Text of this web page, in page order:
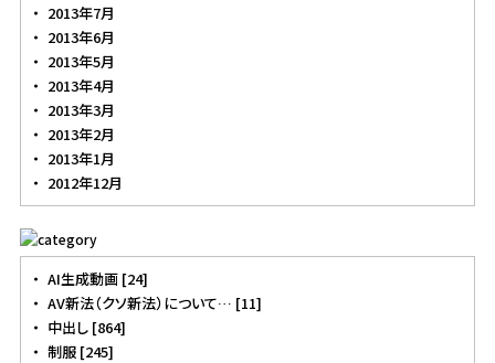
2013年7月
2013年6月
2013年5月
2013年4月
2013年3月
2013年2月
2013年1月
2012年12月
AI生成動画 [24]
AV新法（クソ新法）について… [11]
中出し [864]
制服 [245]